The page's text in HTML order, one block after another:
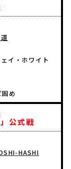
イ・ホワイト
め
」公式戦
HASHI